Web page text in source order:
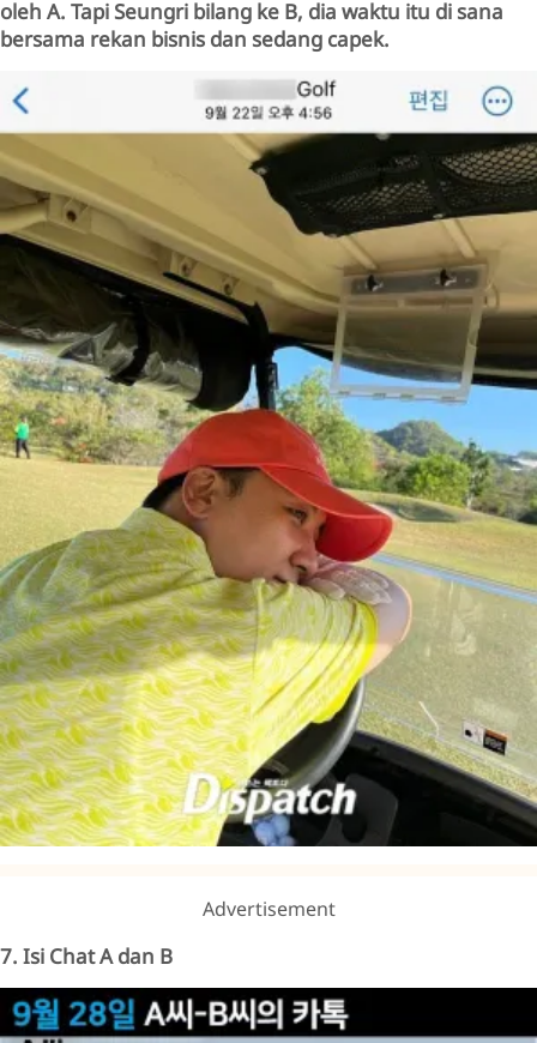
oleh A. Tapi Seungri bilang ke B, dia waktu itu di sana
bersama rekan bisnis dan sedang capek.
Advertisement
7. Isi Chat A dan B